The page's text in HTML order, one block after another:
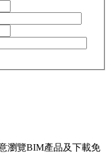
瀏覽BIM產品及下載免